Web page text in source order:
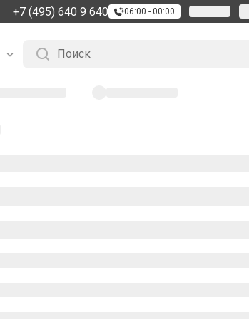
+7 (495) 640 9 640 06:00 - 00:00